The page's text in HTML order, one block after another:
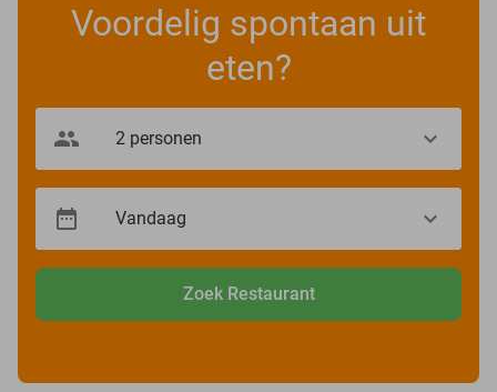
Voordelig spontaan uit
eten?
Zoek Restaurant